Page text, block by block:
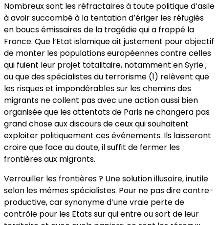
Nombreux sont les réfractaires à toute politique d’asile
à avoir succombé à la tentation d’ériger les réfugiés
en boucs émissaires de la tragédie qui a frappé la
France. Que l’Etat islamique ait justement pour objectif
de monter les populations européennes contre celles
qui fuient leur projet totalitaire, notamment en Syrie ;
ou que des spécialistes du terrorisme (1) relèvent que
les risques et impondérables sur les chemins des
migrants ne collent pas avec une action aussi bien
organisée que les attentats de Paris ne changera pas
grand chose aux discours de ceux qui souhaitent
exploiter politiquement ces événements. Ils laisseront
croire que face au doute, il suffit de fermer les
frontières aux migrants.
Verrouiller les frontières ? Une solution illusoire, inutile
selon les mêmes spécialistes. Pour ne pas dire contre-
productive, car synonyme d’une vraie perte de
contrôle pour les Etats sur qui entre ou sort de leur